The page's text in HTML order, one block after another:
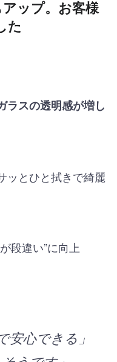
ップ。お客様
た
ラスの透明感が増し
ッとひと拭きで綺麗
段違い”に向上
安心できる」